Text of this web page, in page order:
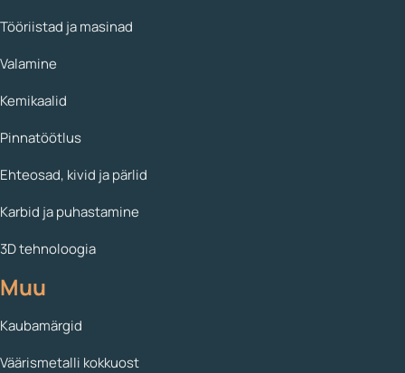
Tööriistad ja masinad
Valamine
Kemikaalid
Pinnatöötlus
Ehteosad, kivid ja pärlid
Karbid ja puhastamine
3D tehnoloogia
Muu
Kaubamärgid
Väärismetalli kokkuost